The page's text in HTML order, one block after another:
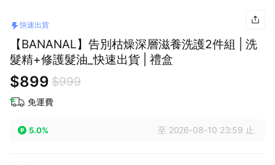
快速出貨
【BANANAL】告別枯燥深層滋養洗護2件組 | 洗
髮精+修護髮油_快速出貨 | 禮盒
$899 $999
免運費
5.0% 至 2026-08-10 23:59 止